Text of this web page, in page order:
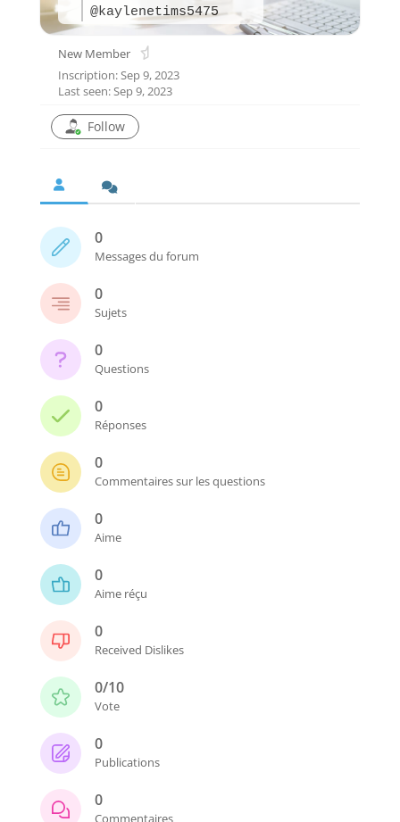
@kaylenetims5475
New Member
Inscription: Sep 9, 2023
Last seen: Sep 9, 2023
Follow
0
Messages du forum
0
Sujets
0
Questions
0
Réponses
0
Commentaires sur les questions
0
Aime
0
Aime réçu
0
Received Dislikes
0/10
Vote
0
Publications
0
Commentaires